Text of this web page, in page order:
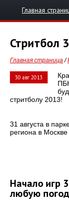
Главная
Стритбол
Главная страница/
30 авг 2013
стритболу 2013!
31 августа в
региона в
Начало игр
любую